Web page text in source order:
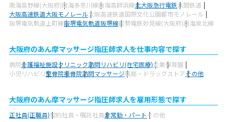
南海高野線(大阪府)南海多奈川線南海高師浜線北大阪急行電鉄水間鉄道
大阪高速鉄道大阪モノレール大阪高速鉄道国際文化公園都市モノレール
阪堺電気軌道上町線阪堺電気軌道阪堺線能勢電鉄妙見線(大阪府)南海泉北線
大阪府のあん摩マッサージ指圧師求人を仕事内容で探す
病院介護福祉施設クリニック訪問リハビリ(在宅医療)企業保育園
小児リハビリ整骨院接骨院訪問マッサージ薬局・ドラッグストアその他
大阪府のあん摩マッサージ指圧師求人を雇用形態で探す
正社員(正職員)契約社員・嘱託社員非常勤・パートその他